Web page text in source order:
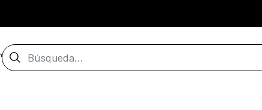
Barra de búsqueda